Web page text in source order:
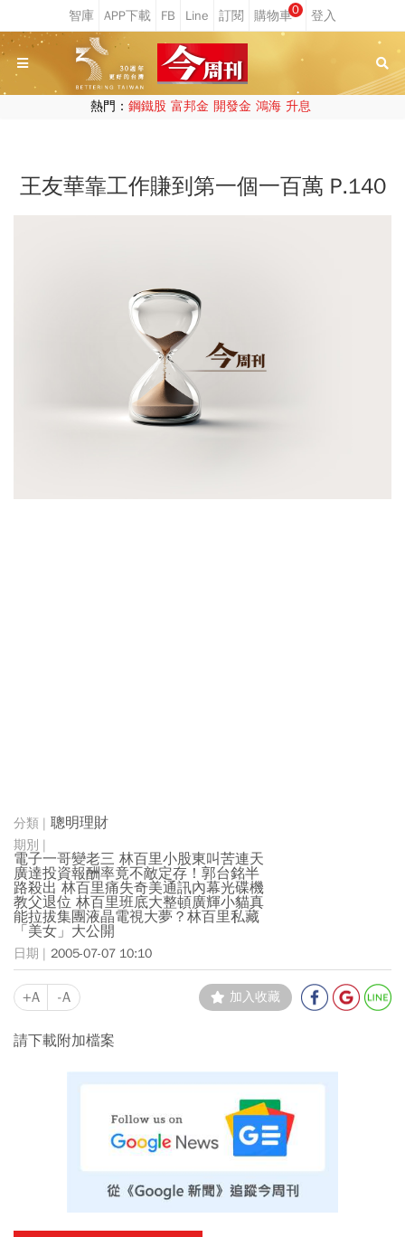
0
熱門： 鋼鐵股 富邦金 開發金 鴻海 升息
王友華靠工作賺到第一個一百萬 P.140
聰明理財
電子一哥變老三 林百里小股東叫苦連天
廣達投資報酬率竟不敵定存！郭台銘半
路殺出 林百里痛失奇美通訊內幕光碟機
教父退位 林百里班底大整頓廣輝小貓真
能拉拔集團液晶電視大夢？林百里私藏
「美女」大公開
2005-07-07 10:10
+A -A 加入收藏
請下載附加檔案